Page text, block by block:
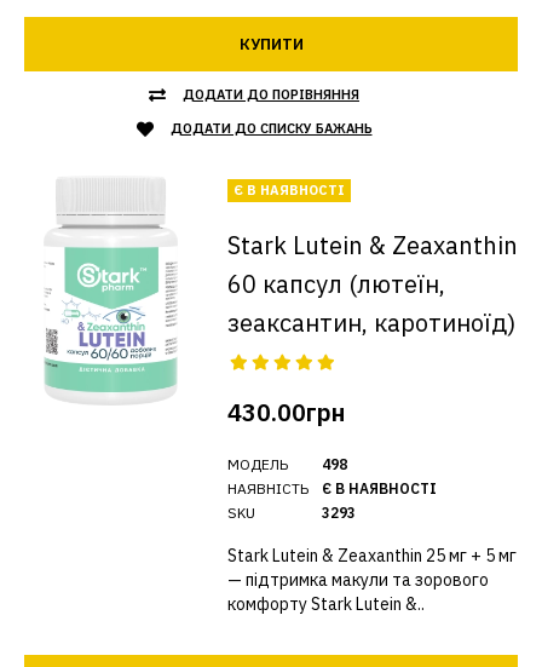
КУПИТИ
ДОДАТИ ДО ПОРІВНЯННЯ
ДОДАТИ ДО СПИСКУ БАЖАНЬ
Є В НАЯВНОСТІ
Stark Lutein & Zeaxanthin
60 капсул (лютеїн,
зеаксантин, каротиноїд)
430.00грн
МОДЕЛЬ
НАЯВНІСТЬ
SKU
498
Є В НАЯВНОСТІ
3293
Stark Lutein & Zeaxanthin 25 мг + 5 мг
— підтримка макули та зорового
комфорту Stark Lutein &..